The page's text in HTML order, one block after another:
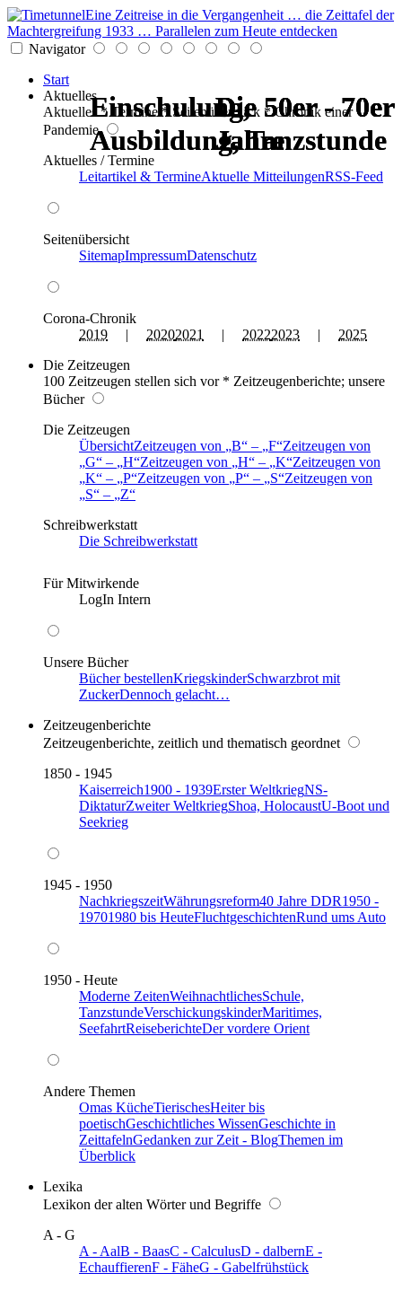
Eine Zeitreise in die Vergangenheit … die Zeittafel der
Machtergreifung 1933 … Parallelen zum Heute entdecken
Navigator
Start
Aktuelles
Aktuelles * Termine * Seitenüberblick * Chronik einer
Pandemie
Aktuelles / Termine
Leitartikel & TermineAktuelle MitteilungenRSS-Feed
Seitenübersicht
SitemapImpressumDatenschutz
Corona-Chronik
2019 | 20202021 | 20222023 | 2025
Die Zeitzeugen
100 Zeitzeugen stellen sich vor * Zeitzeugenberichte; unsere
Bücher
Die Zeitzeugen
ÜbersichtZeitzeugen von B – F Zeitzeugen von
G
– H Zeitzeugen von H – K Zeitzeugen von
K
– P Zeitzeugen von P – S Zeitzeugen von
S
–
Z
Schreibwerkstatt
Die Schreibwerkstatt
Für Mitwirkende
LogIn Intern
Unsere Bücher
Bücher bestellenKriegskinderSchwarzbrot mit
ZuckerDennoch gelacht…
Zeitzeugenberichte
Zeitzeugenberichte, zeitlich und thematisch geordnet
1850 - 1945
Kaiserreich1900 - 1939Erster WeltkriegNS-
DiktaturZweiter WeltkriegShoa, HolocaustU-Boot und
Seekrieg
1945 - 1950
NachkriegszeitWährungsreform40 Jahre DDR1950 -
19701980 bis HeuteFluchtgeschichtenRund ums Auto
1950 - Heute
Moderne ZeitenWeihnachtlichesSchule,
TanzstundeVerschickungskinderMaritimes,
SeefahrtReiseberichteDer vordere Orient
Andere Themen
Omas KücheTierischesHeiter bis
poetischGeschichtliches WissenGeschichte in
ZeittafelnGedanken zur Zeit - BlogThemen im
Überblick
Lexika
Lexikon der alten Wörter und Begriffe
A - G
A - AalB - BaasC - CalculusD - dalbernE -
EchauffierenF - FäheG - Gabelfrühstück
Die 50er - 70er
Jahre
Einschulung,
Ausbildung, Tanzstunde
Die 50er - 70er
Jahre
Die 50er - 70er
Jahre
Einschulung,
Ausbildung, Tanzstunde
Die 50er - 70er
Jahre